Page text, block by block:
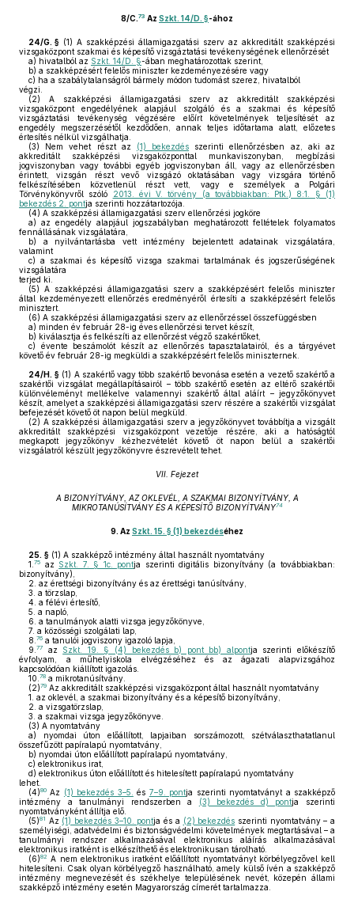
8/C.73 Az Szkt. 14/D. §-ához
24/G. § (1) A szakképzési államigazgatási szerv az akkreditált szakképzési
vizsgaközpont szakmai és képesítő vizsgáztatási tevékenységének ellenőrzését
a) hivatalból az Szkt. 14/D. §-ában meghatározottak szerint,
b) a szakképzésért felelős miniszter kezdeményezésére vagy
c) ha a szabálytalanságról bármely módon tudomást szerez, hivatalból
végzi.
(2) A szakképzési államigazgatási szerv az akkreditált szakképzési
vizsgaközpont engedélyének alapjául szolgáló és a szakmai és képesítő
vizsgáztatási tevékenység végzésére előírt követelmények teljesítését az
engedély megszerzésétől kezdődően, annak teljes időtartama alatt, előzetes
értesítés nélkül vizsgálhatja.
(3) Nem vehet részt az (1) bekezdés szerinti ellenőrzésben az, aki az
akkreditált szakképzési vizsgaközponttal munkaviszonyban, megbízási
jogviszonyban vagy további egyéb jogviszonyban áll, vagy az ellenőrzésben
érintett, vizsgán részt vevő vizsgázó oktatásában vagy vizsgára történő
felkészítésében közvetlenül részt vett, vagy e személyek a Polgári
Törvénykönyvről szóló
2013. évi V. törvény (a továbbiakban: Ptk.) 8:1. § (1)
bekezdés 2. pontja szerinti hozzátartozója.
(4) A szakképzési államigazgatási szerv ellenőrzési jogköre
a) az engedély alapjául jogszabályban meghatározott feltételek folyamatos
fennállásának vizsgálatára,
b) a nyilvántartásba vett intézmény bejelentett adatainak vizsgálatára,
valamint
c) a szakmai és képesítő vizsga szakmai tartalmának és jogszerűségének
vizsgálatára
terjed ki.
(5) A szakképzési államigazgatási szerv a szakképzésért felelős miniszter
által kezdeményezett ellenőrzés eredményéről értesíti a szakképzésért felelős
minisztert.
(6) A szakképzési államigazgatási szerv az ellenőrzéssel összefüggésben
a) minden év február 28-ig éves ellenőrzési tervet készít,
b) kiválasztja és felkészíti az ellenőrzést végző szakértőket,
c) évente beszámolót készít az ellenőrzés tapasztalatairól, és a tárgyévet
követő év február 28-ig megküldi a szakképzésért felelős miniszternek.
24/H. § (1) A szakértő vagy több szakértő bevonása esetén a vezető szakértő a
szakértői vizsgálat megállapításairól – több szakértő esetén az eltérő szakértői
különvéleményt mellékelve valamennyi szakértő által aláírt – jegyzőkönyvet
készít, amelyet a szakképzési államigazgatási szerv részére a szakértői vizsgálat
befejezését követő öt napon belül megküld.
(2) A szakképzési államigazgatási szerv a jegyzőkönyvet továbbítja a vizsgált
akkreditált szakképzési vizsgaközpont vezetője részére, aki a hatóságtól
megkapott jegyzőkönyv kézhezvételét követő öt napon belül a szakértői
vizsgálatról készült jegyzőkönyvre észrevételt tehet.
VII. Fejezet
A BIZONYÍTVÁNY, AZ OKLEVÉL, A SZAKMAI BIZONYÍTVÁNY, A
MIKROTANÚSÍTVÁNY ÉS A KÉPESÍTŐ BIZONYÍTVÁNY74
9. Az Szkt. 15. § (1) bekezdéséhez
25. § (1) A szakképző intézmény által használt nyomtatvány
1. 75 az Szkt. 7. § 1c. pontja szerinti digitális bizonyítvány (a továbbiakban:
bizonyítvány),
2. az érettségi bizonyítvány és az érettségi tanúsítvány,
3. a törzslap,
4. a félévi értesítő,
5. a napló,
6. a tanulmányok alatti vizsga jegyzőkönyve,
7. a közösségi szolgálati lap,
8. 76 a tanulói jogviszony igazoló lapja,
9. 77 az Szkt. 19. § (4) bekezdés b) pont bb) alpontja szerinti előkészítő
évfolyam, a műhelyiskola elvégzéséhez és az ágazati alapvizsgához
kapcsolódóan kiállított igazolás.
10. 78 a mikrotanúsítvány.
(2)79 Az akkreditált szakképzési vizsgaközpont által használt nyomtatvány
1. az oklevél, a szakmai bizonyítvány és a képesítő bizonyítvány,
2. a vizsgatörzslap,
3. a szakmai vizsga jegyzőkönyve.
(3) A nyomtatvány
a) nyomdai úton előállított, lapjaiban sorszámozott, szétválaszthatatlanul
összefűzött papíralapú nyomtatvány,
b) nyomdai úton előállított papíralapú nyomtatvány,
c) elektronikus irat,
d) elektronikus úton előállított és hitelesített papíralapú nyomtatvány
lehet.
(4)80 Az (1) bekezdés 3–5. és 7–9. pontja szerinti nyomtatványt a szakképző
intézmény a tanulmányi rendszerben a
(3) bekezdés d) pontja szerinti
nyomtatványként állítja elő.
(5)81 Az (1) bekezdés 3–10. pontja és a (2) bekezdés szerinti nyomtatvány – a
személyiségi, adatvédelmi és biztonságvédelmi követelmények megtartásával – a
tanulmányi rendszer alkalmazásával elektronikus aláírás alkalmazásával
elektronikus iratként is elkészíthető és elektronikusan tárolható.
(6)82 A nem elektronikus iratként előállított nyomtatványt körbélyegzővel kell
hitelesíteni. Csak olyan körbélyegző használható, amely külső ívén a szakképző
intézmény megnevezését és székhelye településének nevét, közepén állami
szakképző intézmény esetén Magyarország címerét tartalmazza.